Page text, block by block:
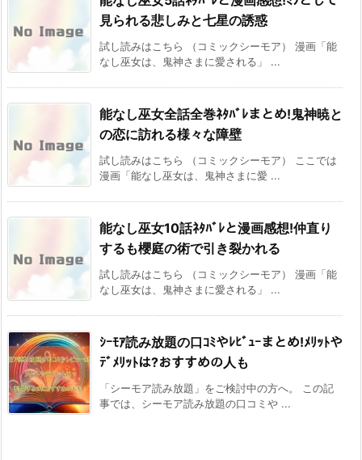
見られる悲しみと七星の誘惑
試し読みはこちら （コミックシーモア） 漫画「能
なし巫女は、鬼神さまに愛される」 ...
能なし巫女全話全巻ﾈﾀﾊﾞﾚまとめ!鬼神暁と
の恋に訪れる様々な障壁
試し読みはこちら （コミックシーモア） ここでは
漫画「能なし巫女は、鬼神さまに愛 ...
能なし巫女10話ﾈﾀﾊﾞﾚと漫画感想!仲直り
するも櫻庭の術で引き裂かれる
試し読みはこちら （コミックシーモア） 漫画「能
なし巫女は、鬼神さまに愛される」 ...
ｼｰﾓｱ読み放題の口ｺﾐやﾚﾋﾞｭｰまとめ!ﾒﾘｯﾄや
ﾃﾞﾒﾘｯﾄは?おすすめの人も
「シーモア読み放題」をご検討中の方へ。 この記
事では、シーモア読み放題の口コミや ...